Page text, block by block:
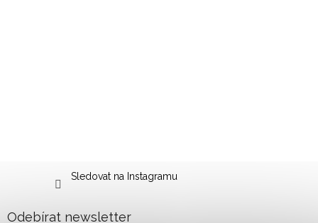
Sledovat na Instagramu
Odebírat newsletter